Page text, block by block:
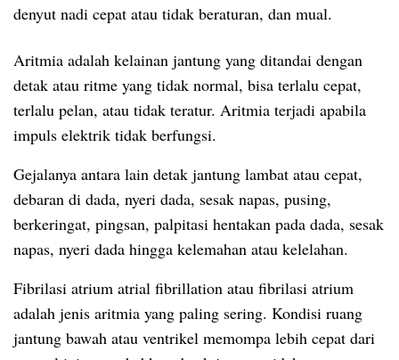
denyut nadi cepat atau tidak beraturan, dan mual.
Aritmia adalah kelainan jantung yang ditandai dengan
detak atau ritme yang tidak normal, bisa terlalu cepat,
terlalu pelan, atau tidak teratur. Aritmia terjadi apabila
impuls elektrik tidak berfungsi.
Gejalanya antara lain detak jantung lambat atau cepat,
debaran di dada, nyeri dada, sesak napas, pusing,
berkeringat, pingsan, palpitasi hentakan pada dada, sesak
napas, nyeri dada hingga kelemahan atau kelelahan.
Fibrilasi atrium atrial fibrillation atau fibrilasi atrium
adalah jenis aritmia yang paling sering. Kondisi ruang
jantung bawah atau ventrikel memompa lebih cepat dari